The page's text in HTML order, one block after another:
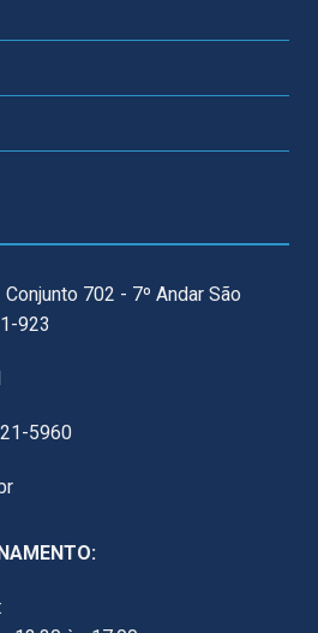
702 - 7º Andar São
923
5960